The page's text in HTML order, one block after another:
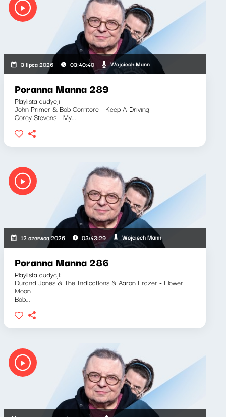
3 lipca 2026 03:40:40 Wojciech Mann
Poranna Manna 289
Playlista audycji:
John Primer & Bob Corritore - Keep A-Driving
Corey Stevens - My...
12 czerwca 2026 03:43:29 Wojciech Mann
Poranna Manna 286
Playlista audycji:
Durand Jones & The Indications & Aaron Frazer - Flower
Moon
Bob...